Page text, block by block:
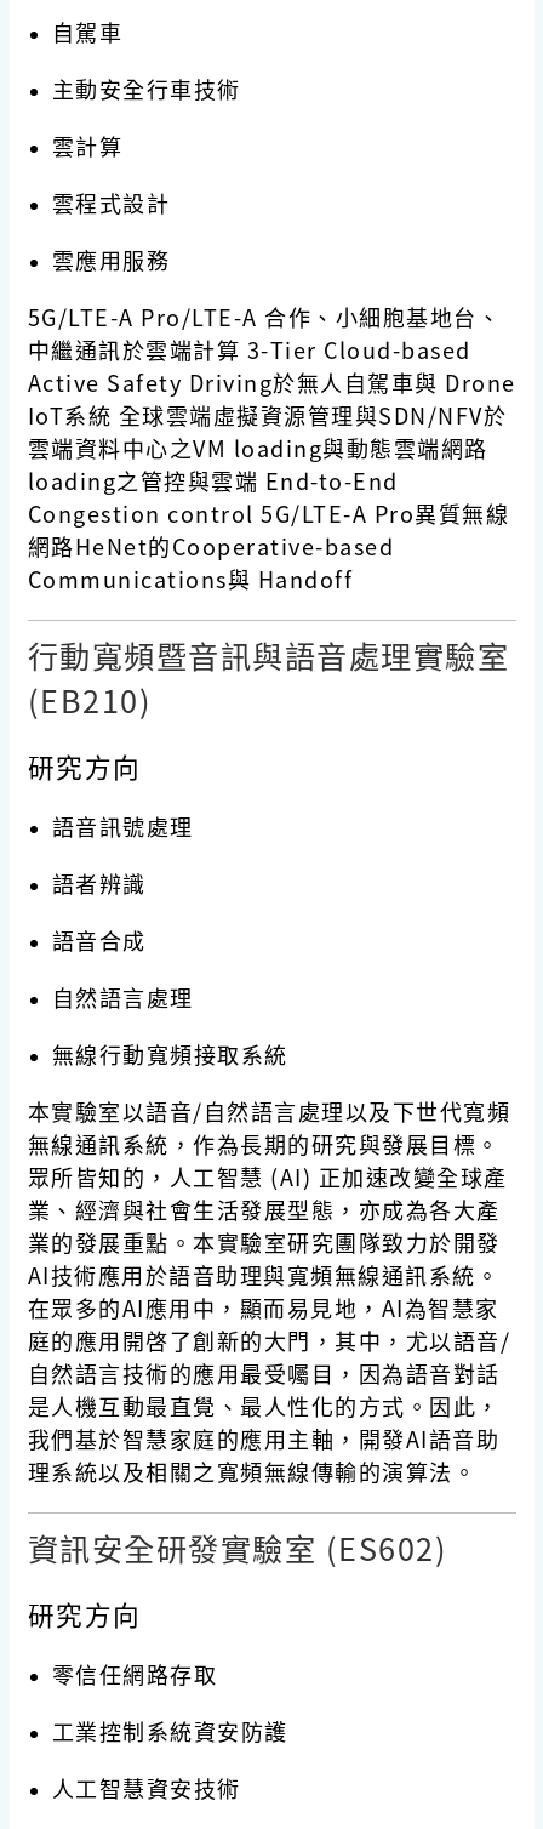
自駕車
主動安全行車技術
雲計算
雲程式設計
雲應用服務
5G/LTE-A Pro/LTE-A 合作、小細胞基地台、
中繼通訊於雲端計算 3-Tier Cloud-based
Active Safety Driving於無人自駕車與 Drone
IoT系統 全球雲端虛擬資源管理與SDN/NFV於
雲端資料中心之VM loading與動態雲端網路
loading之管控與雲端 End-to-End
Congestion control 5G/LTE-A Pro異質無線
網路HeNet的Cooperative-based
Communications與 Handoff
行動寬頻暨音訊與語音處理實驗室
(EB210)
研究方向
語音訊號處理
語者辨識
語音合成
自然語言處理
無線行動寬頻接取系統
本實驗室以語音/自然語言處理以及下世代寬頻
無線通訊系統，作為長期的研究與發展目標。
眾所皆知的，人工智慧 (AI) 正加速改變全球產
業、經濟與社會生活發展型態，亦成為各大產
業的發展重點。本實驗室研究團隊致力於開發
AI技術應用於語音助理與寬頻無線通訊系統。
在眾多的AI應用中，顯而易見地，AI為智慧家
庭的應用開啓了創新的大門，其中，尤以語音/
自然語言技術的應用最受囑目，因為語音對話
是人機互動最直覺、最人性化的方式。因此，
我們基於智慧家庭的應用主軸，開發AI語音助
理系統以及相關之寬頻無線傳輸的演算法。
資訊安全研發實驗室 (ES602)
研究方向
零信任網路存取
工業控制系統資安防護
人工智慧資安技術